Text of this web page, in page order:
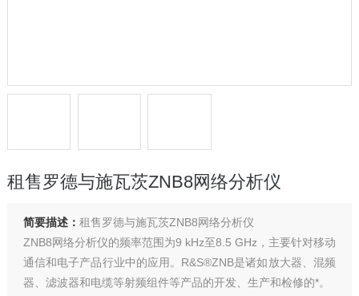
租售罗德与施瓦茨ZNB8网络分析仪
简要描述： 租售罗德与施瓦茨ZNB8网络分析仪
ZNB8网络分析仪的频率范围为9 kHz至8.5 GHz，主要针对移动
通信和电子产品行业中的应用。R&S®ZNB是诸如放大器、混频
器、滤波器和电缆等射频组件等产品的开发、生产和检修的*。